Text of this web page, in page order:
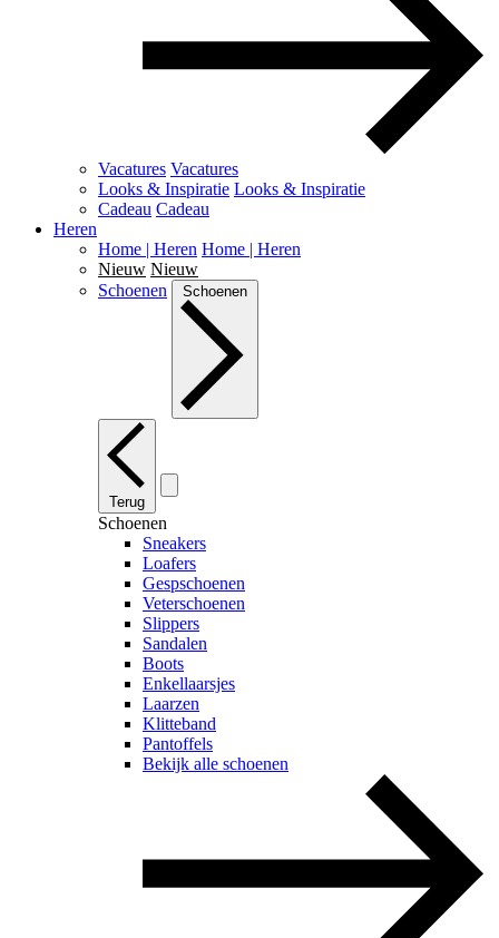
Vacatures Vacatures
Looks & Inspiratie Looks & Inspiratie
Cadeau Cadeau
Heren
Home | Heren Home | Heren
Nieuw Nieuw
Schoenen
Schoenen
Terug
Schoenen
Sneakers
Loafers
Gespschoenen
Veterschoenen
Slippers
Sandalen
Boots
Enkellaarsjes
Laarzen
Klitteband
Pantoffels
Bekijk alle schoenen